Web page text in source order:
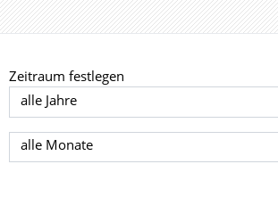
Zeitraum festlegen
Jahr auswählen
Monat auswählen